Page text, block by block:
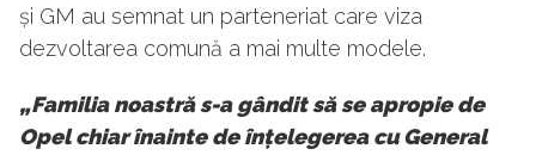
și GM au semnat un parteneriat care viza
dezvoltarea comună a mai multe modele.
„Familia noastră s-a gândit să se apropie de
Opel chiar înainte de înțelegerea cu General